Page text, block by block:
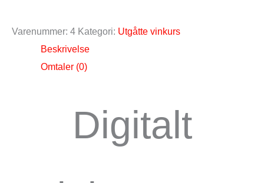
Varenummer: 4 Kategori: Utgåtte vinkurs
Beskrivelse
Omtaler (0)
Digitalt